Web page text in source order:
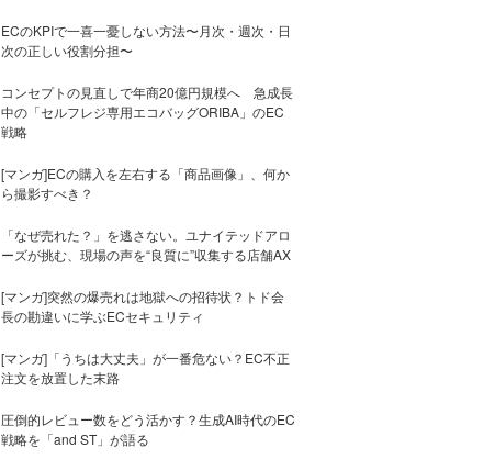
ECのKPIで一喜一憂しない方法〜月次・週次・日
次の正しい役割分担〜
コンセプトの見直しで年商20億円規模へ 急成長
中の「セルフレジ専用エコバッグORIBA」のEC
戦略
[マンガ]ECの購入を左右する「商品画像」、何か
ら撮影すべき？
「なぜ売れた？」を逃さない。ユナイテッドアロ
ーズが挑む、現場の声を“良質に”収集する店舗AX
[マンガ]突然の爆売れは地獄への招待状？トド会
長の勘違いに学ぶECセキュリティ
[マンガ]「うちは大丈夫」が一番危ない？EC不正
注文を放置した末路
圧倒的レビュー数をどう活かす？生成AI時代のEC
戦略を「and ST」が語る